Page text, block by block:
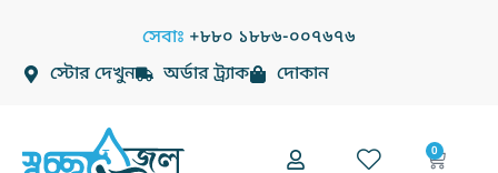
content
সেবাঃ +৮৮০ ১৮৮৬-০০৭৬৭৬
স্টোর দেখুন
অর্ডার ট্র্যাক দোকান
0
Cart